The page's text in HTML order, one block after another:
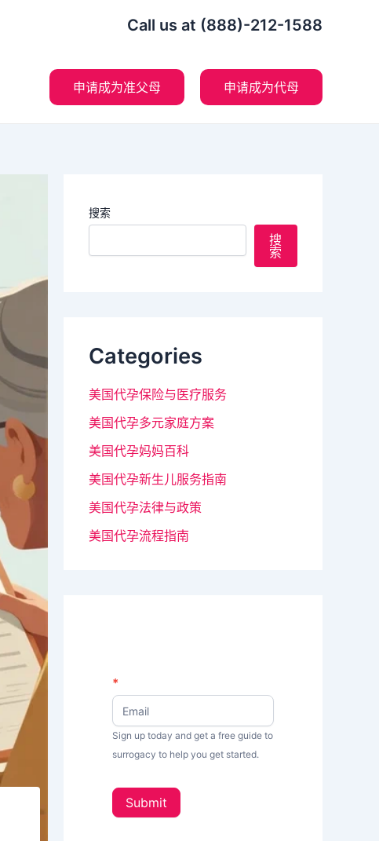
Call us at (888)-212-1588
申请成为准父母 申请成为代母
搜索
搜
索
Categories
美国代孕保险与医疗服务
美国代孕多元家庭方案
美国代孕妈妈百科
美国代孕新生儿服务指南
美国代孕法律与政策
美国代孕流程指南
N
e
s
e
t
*
Sign up today and get a free guide to
surrogacy to help you get started.
Submit
如
你
人
类